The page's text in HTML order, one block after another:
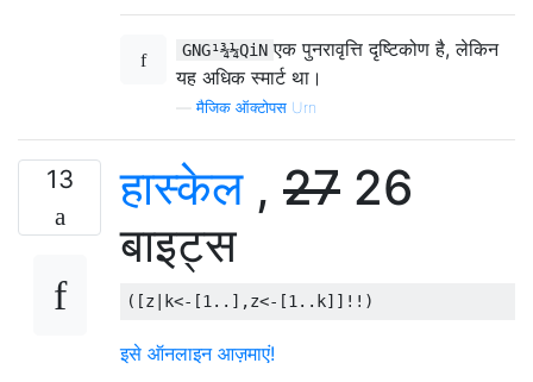
GNG¹¾¼QiN एक पुनरावृत्ति दृष्टिकोण है, लेकिन
यह अधिक स्मार्ट था।
—मैजिक ऑक्टोपस Urn
13 हास्केल, 27 26
बाइट्स
([z k<-[1 ..],z<-[1 .. k]]!!)
इसे ऑनलाइन आज़माएं!